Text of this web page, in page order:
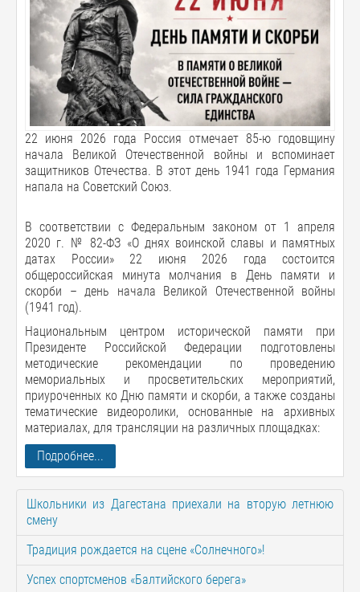
22 июня 2026 года Россия отмечает 85-ю годовщину
начала Великой Отечественной войны и вспоминает
защитников Отечества. В этот день 1941 года Германия
напала на Советский Союз.
В соответствии с Федеральным законом от 1 апреля
2020 г. № 82-ФЗ «О днях воинской славы и памятных
датах России» 22 июня 2026 года состоится
общероссийская минута молчания в День памяти и
скорби – день начала Великой Отечественной войны
(1941 год).
Национальным центром исторической памяти при
Президенте Российской Федерации подготовлены
методические рекомендации по проведению
мемориальных и просветительских мероприятий,
приуроченных ко Дню памяти и скорби, а также созданы
тематические видеоролики, основанные на архивных
материалах, для трансляции на различных площадках:
Подробнее...
Школьники из Дагестана приехали на вторую летнюю
смену
Традиция рождается на сцене «Солнечного»!
Успех спортсменов «Балтийского берега»